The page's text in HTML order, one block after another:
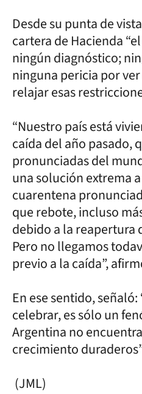
Desde su punta de
cartera de Hacienda
ningún diagnóstico;
ninguna pericia por
relajar esas
“Nuestro país está
caída del año pasado,
pronunciadas del
una solución extrema
cuarentena
que rebote, incluso
debido a la reapertura
Pero no llegamos
previo a la caída”,
En ese sentido,
celebrar, es sólo un
Argentina no
crecimiento
(JML)